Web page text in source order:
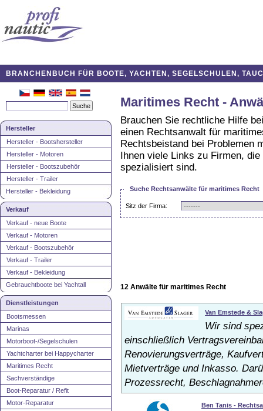
BRANCHENBUCH FÜR BOOTE, YACHTEN, SEGELSCHULEN,
Hersteller
Hersteller - Bootshersteller
Hersteller - Motoren
Hersteller - Bootszubehör
Hersteller - Trailer
Hersteller - Bekleidung
Verkauf
Verkauf - neue Boote
Verkauf - Motoren
Verkauf - Bootszubehör
Verkauf - Trailer
Verkauf - Bekleidung
Gebrauchtboote bei Yachtall
Dienstleistungen
Bootsmessen
Marinas
Motorboot-/Segelschulen
Yachtcharter bei Happycharter
Maritimes Recht
Sachverständige
Boot-Reparatur / Refit
Motor-Reparatur
Maritimes Recht -
Brauchen Sie rechtliche Hilfe
einen Rechtsanwalt für
Rechtsbeistand bei Problemen
Ihnen viele Links zu Firmen,
spezialisiert sind.
Suche Rechtsanwälte für maritimes Recht
Sitz der Firma:
12 Anwälte für maritimes Recht
Van Emstede &
Wir sind
einschließlich
Renovierungsverträge,
Mietverträge und Inkasso.
Prozessrecht,
Ben Tanis -